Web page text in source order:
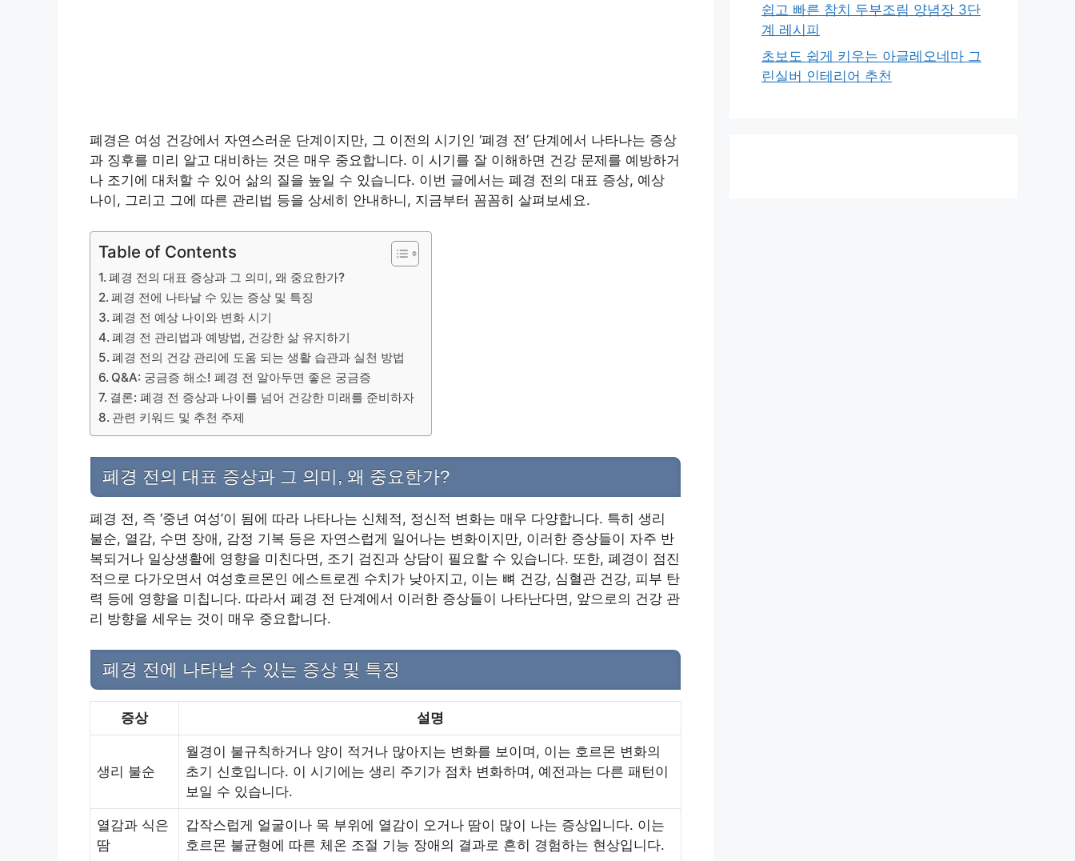
폐경은 여성 건강에서 자연스러운 단계이지만, 그 이전의 시기인 ‘폐경 전’ 단계에서 나타나는 증상
과 징후를 미리 알고 대비하는 것은 매우 중요합니다. 이 시기를 잘 이해하면 건강 문제를 예방하거
나 조기에 대처할 수 있어 삶의 질을 높일 수 있습니다. 이번 글에서는 폐경 전의 대표 증상, 예상
나이, 그리고 그에 따른 관리법 등을 상세히 안내하니, 지금부터 꼼꼼히 살펴보세요.
Table of Contents
폐경 전의 대표 증상과 그 의미, 왜 중요한가?
폐경 전에 나타날 수 있는 증상 및 특징
폐경 전 예상 나이와 변화 시기
폐경 전 관리법과 예방법, 건강한 삶 유지하기
폐경 전의 건강 관리에 도움 되는 생활 습관과 실천 방법
Q&A: 궁금증 해소! 폐경 전 알아두면 좋은 궁금증
결론: 폐경 전 증상과 나이를 넘어 건강한 미래를 준비하자
관련 키워드 및 추천 주제
폐경 전의 대표 증상과 그 의미, 왜 중요한가?
폐경 전, 즉 ‘중년 여성’이 됨에 따라 나타나는 신체적, 정신적 변화는 매우 다양합니다. 특히 생리
불순, 열감, 수면 장애, 감정 기복 등은 자연스럽게 일어나는 변화이지만, 이러한 증상들이 자주 반
복되거나 일상생활에 영향을 미친다면, 조기 검진과 상담이 필요할 수 있습니다. 또한, 폐경이 점진
적으로 다가오면서 여성호르몬인 에스트로겐 수치가 낮아지고, 이는 뼈 건강, 심혈관 건강, 피부 탄
력 등에 영향을 미칩니다. 따라서 폐경 전 단계에서 이러한 증상들이 나타난다면, 앞으로의 건강 관
리 방향을 세우는 것이 매우 중요합니다.
폐경 전에 나타날 수 있는 증상 및 특징
증상 설명
생리 불순
월경이 불규칙하거나 양이 적거나 많아지는 변화를 보이며, 이는 호르몬 변화의
초기 신호입니다. 이 시기에는 생리 주기가 점차 변화하며, 예전과는 다른 패턴이
보일 수 있습니다.
열감과 식은
땀
갑작스럽게 얼굴이나 목 부위에 열감이 오거나 땀이 많이 나는 증상입니다. 이는
호르몬 불균형에 따른 체온 조절 기능 장애의 결과로 흔히 경험하는 현상입니다.
쉽고 빠른 참치 두부조림 양념장 3단
계 레시피
초보도 쉽게 키우는 아글레오네마 그
린실버 인테리어 추천